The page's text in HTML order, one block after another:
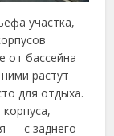
участка,
от бассейна
растут
для отдыха.
— с заднего